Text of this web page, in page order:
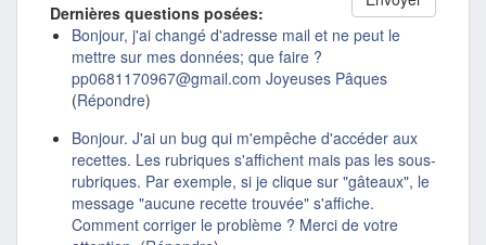
Dernières questions posées:
Bonjour, j'ai changé d'adresse mail et ne peut le
mettre sur mes données; que faire ?
pp0681170967@gmail.com Joyeuses Pâques
(Répondre)
Bonjour. J'ai un bug qui m'empêche d'accéder aux
recettes. Les rubriques s'affichent mais pas les sous-
rubriques. Par exemple, si je clique sur "gâteaux", le
message "aucune recette trouvée" s'affiche.
Comment corriger le problème ? Merci de votre